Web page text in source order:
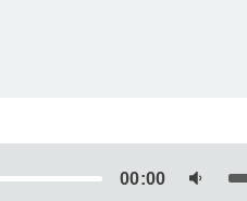
00:00
השתמש